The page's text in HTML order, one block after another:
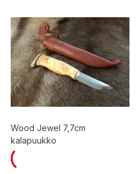
Wood Jewel 7,7cm
kalapuukko